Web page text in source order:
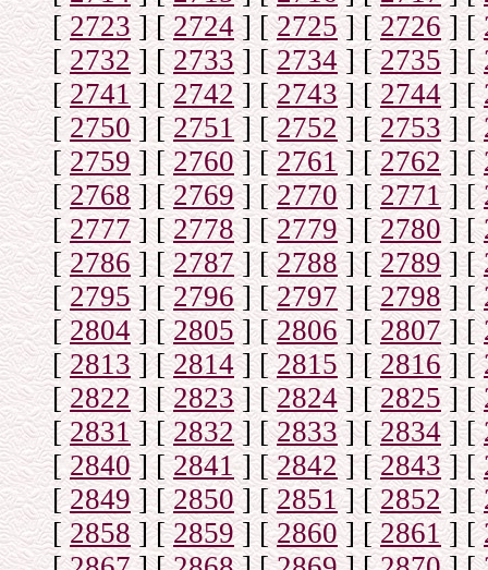
[2723] [2724] [2725] [2726] [
[2732] [2733] [2734] [2735] [
[2741] [2742] [2743] [2744] [
[2750] [2751] [2752] [2753] [
[2759] [2760] [2761] [2762] [
[2768] [2769] [2770] [2771] [
[2777] [2778] [2779] [2780] [
[2786] [2787] [2788] [2789] [
[2795] [2796] [2797] [2798] [
[2804] [2805] [2806] [2807] [
[2813] [2814] [2815] [2816] [
[2822] [2823] [2824] [2825] [
[2831] [2832] [2833] [2834] [
[ 2840] [2841] [2842] [2843] [
[2849] [2850] [2851] [2852] [
[2858] [2859] [2860 ] [2861] [